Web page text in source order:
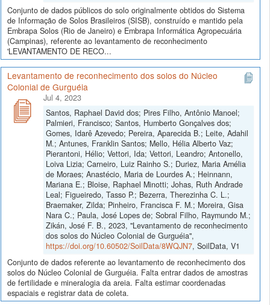
Conjunto de dados públicos do solo originalmente obtidos do Sistema
de Informação de Solos Brasileiros (SISB), construído e mantido pela
Embrapa Solos (Rio de Janeiro) e Embrapa Informática Agropecuária
(Campinas), referente ao levantamento de reconhecimento
'LEVANTAMENTO DE RECO...
Levantamento de reconhecimento dos solos do Núcleo
Colonial de Gurguéia
Jul 4, 2023
Santos, Raphael David dos; Pires Filho, Antônio Manoel;
Palmieri, Francisco; Santos, Humberto Gonçalves dos;
Gomes, Idarê Azevedo; Pereira, Aparecida B.; Leite, Adahil
M.; Antunes, Franklin Santos; Mello, Hélia Alberto Vaz;
Pierantoni, Hélio; Vettori, Ida; Vettori, Leandro; Antonello,
Loiva Lizia; Carneiro, Luiz Rainho S.; Duriez, Maria Amélia
de Moraes; Anastécio, Maria de Lourdes A.; Heinnann,
Mariana E.; Bloise, Raphael Minotti; Johas, Ruth Andrade
Leal; Figueiredo, Tasso P.; Bezerra, Therezinha C. L.;
Braemaker, Zilda; Pinheiro, Francisca F. M.; Moreira, Gisa
Nara C.; Paula, José Lopes de; Sobral Filho, Raymundo M.;
Zikán, José F. B., 2023, "Levantamento de reconhecimento
dos solos do Núcleo Colonial de Gurguéia",
https://doi.org/10.60502/SoilData/8WQJN7, SoilData, V1
Conjunto de dados referente ao levantamento de reconhecimento dos
solos do Núcleo Colonial de Gurguéia. Falta entrar dados de amostras
de fertilidade e mineralogia da areia. Falta estimar coordenadas
espaciais e registrar data de coleta.